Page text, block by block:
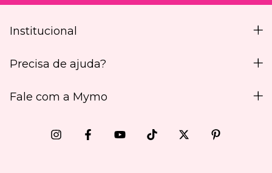
Institucional
Precisa de ajuda?
Fale com a Mymo